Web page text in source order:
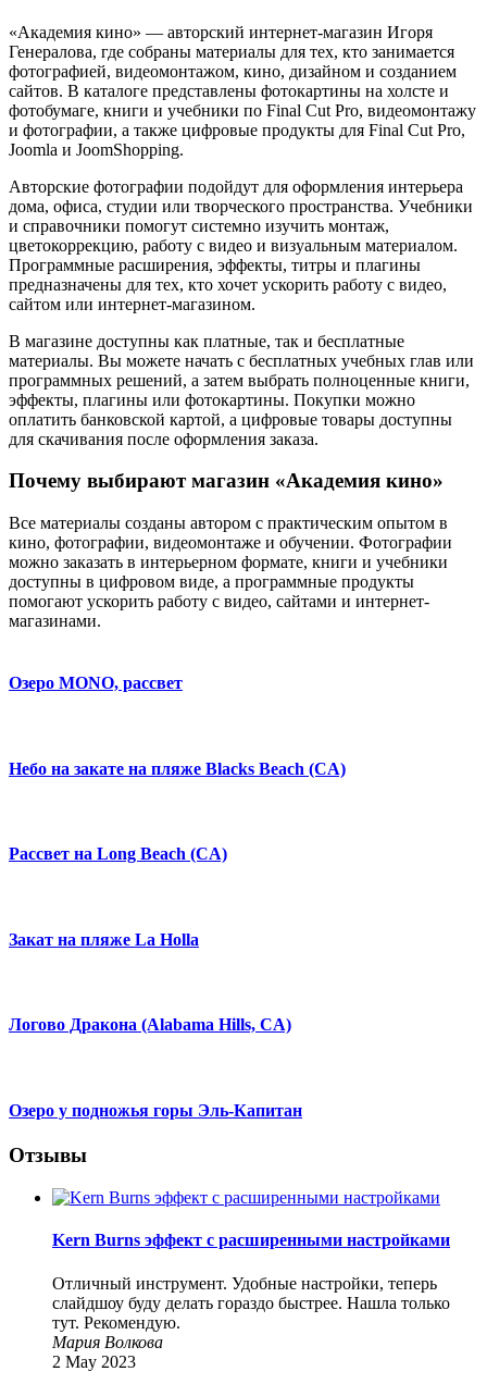
«Академия кино» — авторский интернет-магазин Игоря
Генералова, где собраны материалы для тех, кто занимается
фотографией, видеомонтажом, кино, дизайном и созданием
сайтов. В каталоге представлены фотокартины на холсте и
фотобумаге, книги и учебники по Final Cut Pro, видеомонтажу
и фотографии, а также цифровые продукты для Final Cut Pro,
Joomla и JoomShopping.
Авторские фотографии подойдут для оформления интерьера
дома, офиса, студии или творческого пространства. Учебники
и справочники помогут системно изучить монтаж,
цветокоррекцию, работу с видео и визуальным материалом.
Программные расширения, эффекты, титры и плагины
предназначены для тех, кто хочет ускорить работу с видео,
сайтом или интернет-магазином.
В магазине доступны как платные, так и бесплатные
материалы. Вы можете начать с бесплатных учебных глав или
программных решений, а затем выбрать полноценные книги,
эффекты, плагины или фотокартины. Покупки можно
оплатить банковской картой, а цифровые товары доступны
для скачивания после оформления заказа.
Почему выбирают магазин «Академия кино»
Все материалы созданы автором с практическим опытом в
кино, фотографии, видеомонтаже и обучении. Фотографии
можно заказать в интерьерном формате, книги и учебники
доступны в цифровом виде, а программные продукты
помогают ускорить работу с видео, сайтами и интернет-
магазинами.
Озеро MONO, рассвет
Небо на закате на пляже Blacks Beach (CA)
Рассвет на Long Beach (CA)
Закат на пляже La Holla
Логово Дракона (Alabama Hills, CA)
Озеро у подножья горы Эль-Капитан
Отзывы
Kern Burns эффект с расширенными настройками
Отличный инструмент. Удобные настройки, теперь
слайдшоу буду делать гораздо быстрее. Нашла только
тут. Рекомендую.
Мария Волкова
2 May 2023